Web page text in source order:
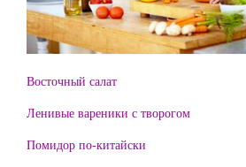
Восточный салат
Ленивые вареники с творогом
Помидор по-китайски